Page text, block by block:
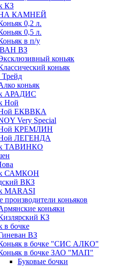
КЗ
КАМНЕЙ
0,2 л.
0,5 л.
в п/у
ВЗ
коньяк
коньяк
коньяк
АРАДИС
Ной
ЕКВВКА
Very Special
КРЕМЛИН
ЛЕГЕНДА
ТАВИНКО
САМКОН
ВКЗ
MARASI
производители коньяков
коньяки
КЗ
в бочке
ВЗ
в бочке "СИС АЛКО"
в бочке ЗАО "МАП"
Буковые бочки